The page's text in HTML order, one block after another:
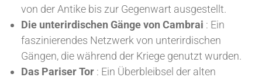
von der Antike bis zur Gegenwart ausgestellt.
Die unterirdischen Gänge von Cambrai : Ein
faszinierendes Netzwerk von unterirdischen
Gängen, die während der Kriege genutzt wurden.
Das Pariser Tor : Ein Überbleibsel der alten